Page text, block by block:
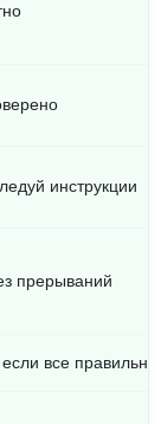
инструкции
прерываний
все правильно